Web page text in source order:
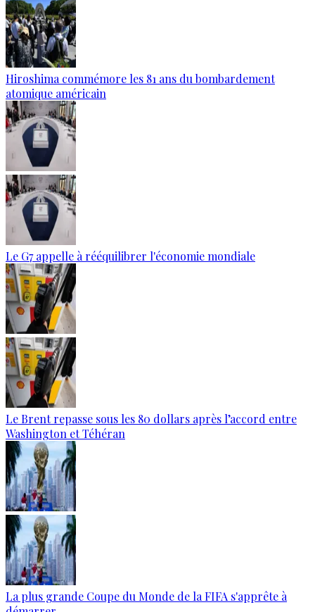
Hiroshima commémore les 81 ans du bombardement
atomique américain
Le G7 appelle à rééquilibrer l'économie mondiale
Le Brent repasse sous les 80 dollars après l’accord entre
Washington et Téhéran
La plus grande Coupe du Monde de la FIFA s'apprête à